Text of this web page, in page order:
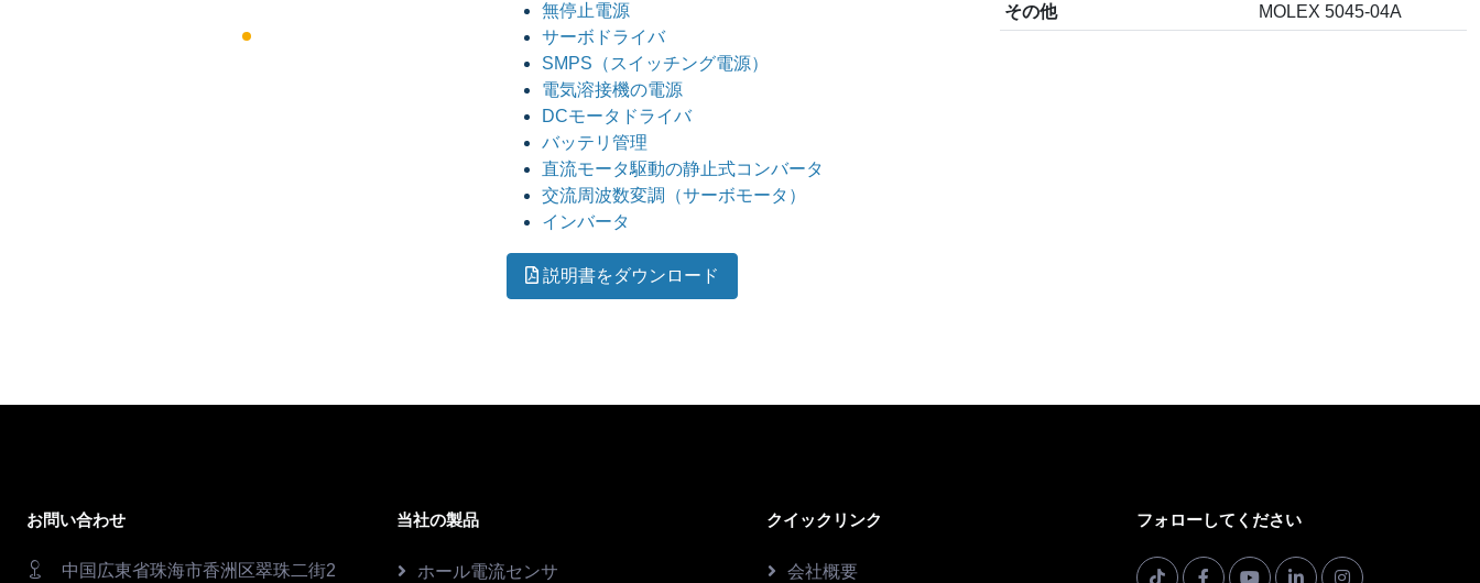
無停止電源
サーボドライバ
SMPS（スイッチング電源）
電気溶接機の電源
DCモータドライバ
バッテリ管理
直流モータ駆動の静止式コンバータ
交流周波数変調（サーボモータ）
インバータ
説明書をダウンロード
その他
MOLEX 5045-04A
お問い合わせ
中国広東省珠海市香洲区翠珠二街2
当社の製品
ホール電流センサ
クイックリンク
会社概要
フォローしてください